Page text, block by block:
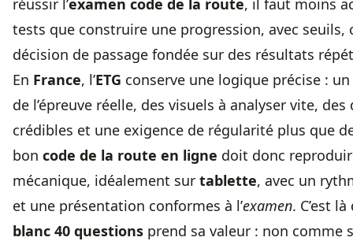
réussir l’examen code de la route, il faut moins
tests que construire une progression, avec seuils,
décision de passage fondée sur des résultats
En France, l’ETG conserve une logique précise :
de l’épreuve réelle, des visuels à analyser vite,
crédibles et une exigence de régularité plus que
bon code de la route en ligne doit donc
mécanique, idéalement sur tablette, avec un
et une présentation conformes à l’examen. C’est là
blanc 40 questions prend sa valeur : non comme